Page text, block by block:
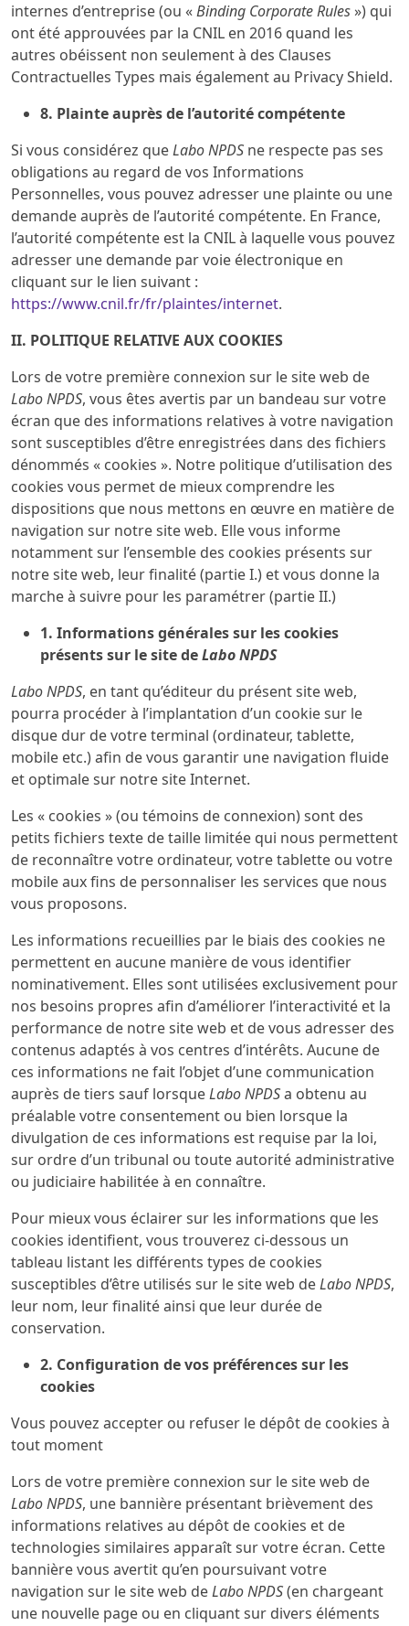
internes d’entreprise (ou «Binding Corporate Rules») qui
ont été approuvées par la CNIL en 2016 quand les
autres obéissent non seulement à des Clauses
Contractuelles Types mais également au Privacy Shield.
8. Plainte auprès de l’autorité compétente
Si vous considérez queLabo NPDS ne respecte pas ses
obligations au regard de vos Informations
Personnelles, vous pouvez adresser une plainte ou une
demande auprès de l’autorité compétente. En France,
l’autorité compétente est la CNIL à laquelle vous pouvez
adresser une demande par voie électronique en
cliquant sur le lien suivant :
https://www.cnil.fr/fr/plaintes/internet.
II. POLITIQUE RELATIVE AUX COOKIES
Lors de votre première connexion sur le site web de
Labo NPDS, vous êtes avertis par un bandeau sur votre
écran que des informations relatives à votre navigation
sont susceptibles d’être enregistrées dans des fichiers
dénommés « cookies ». Notre politique d’utilisation des
cookies vous permet de mieux comprendre les
dispositions que nous mettons en œuvre en matière de
navigation sur notre site web. Elle vous informe
notamment sur l’ensemble des cookies présents sur
notre site web, leur finalité (partie I.) et vous donne la
marche à suivre pour les paramétrer (partie II.)
1. Informations générales sur les cookies
présents sur le site deLabo NPDS
Labo NPDS, en tant qu’éditeur du présent site web,
pourra procéder à l’implantation d’un cookie sur le
disque dur de votre terminal (ordinateur, tablette,
mobile etc.) afin de vous garantir une navigation fluide
et optimale sur notre site Internet.
Les « cookies » (ou témoins de connexion) sont des
petits fichiers texte de taille limitée qui nous permettent
de reconnaître votre ordinateur, votre tablette ou votre
mobile aux fins de personnaliser les services que nous
vous proposons.
Les informations recueillies par le biais des cookies ne
permettent en aucune manière de vous identifier
nominativement. Elles sont utilisées exclusivement pour
nos besoins propres afin d’améliorer l’interactivité et la
performance de notre site web et de vous adresser des
contenus adaptés à vos centres d’intérêts. Aucune de
ces informations ne fait l’objet d’une communication
auprès de tiers sauf lorsqueLabo NPDSa obtenu au
préalable votre consentement ou bien lorsque la
divulgation de ces informations est requise par la loi,
sur ordre d’un tribunal ou toute autorité administrative
ou judiciaire habilitée à en connaître.
Pour mieux vous éclairer sur les informations que les
cookies identifient, vous trouverez ci-dessous un
tableau listant les différents types de cookies
susceptibles d’être utilisés sur le site web deLabo NPDS,
leur nom, leur finalité ainsi que leur durée de
conservation.
2. Configuration de vos préférences sur les
cookies
Vous pouvez accepter ou refuser le dépôt de cookies à
tout moment
Lors de votre première connexion sur le site web de
Labo NPDS, une bannière présentant brièvement des
informations relatives au dépôt de cookies et de
technologies similaires apparaît sur votre écran. Cette
bannière vous avertit qu’en poursuivant votre
navigation sur le site web deLabo NPDS(en chargeant
une nouvelle page ou en cliquant sur divers éléments